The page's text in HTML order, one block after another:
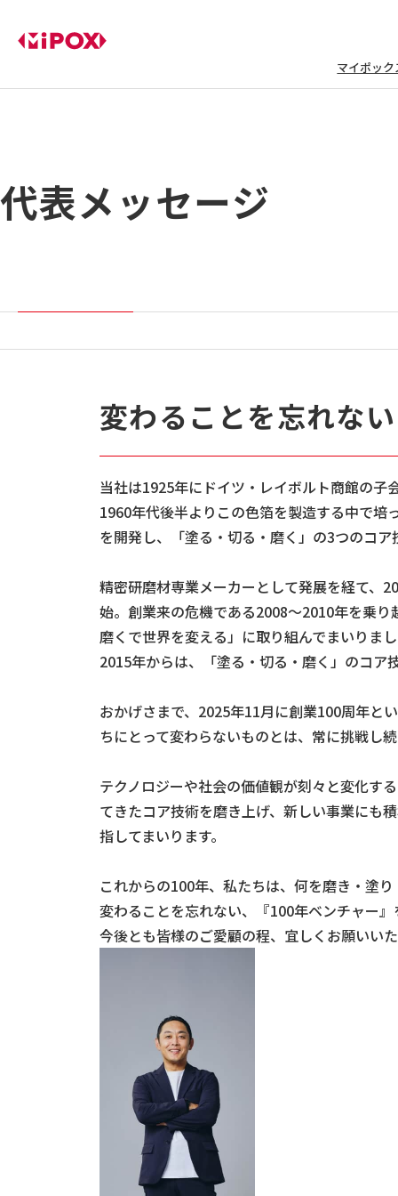
マイポッ
代表メッセージ
変わることを忘れな
当社は1925年にドイツ・レイボルト商館の子
1960年代後半よりこの色箔を製造する中で
を開発し、「塗る・切る・磨く」の3つのコ
精密研磨材専業メーカーとして発展を経て、
始。創業来の危機である2008〜2010年を乗
磨くで世界を変える」に取り組んでまいりま
2015年からは、「塗る・切る・磨く」のコア
おかげさまで、2025年11月に創業100周年と
ちにとって変わらないものとは、常に挑戦し
テクノロジーや社会の価値観が刻々と変化す
てきたコア技術を磨き上げ、新しい事業にも
指してまいります。
これからの100年、私たちは、何を磨き・塗
変わることを忘れない、『100年ベンチャー
今後とも皆様のご愛顧の程、宜しくお願いい